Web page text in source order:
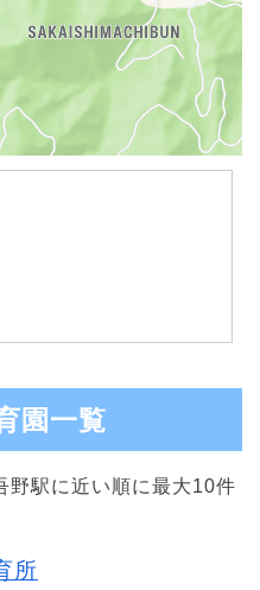
園一覧
野駅に近い順に最大10件
所